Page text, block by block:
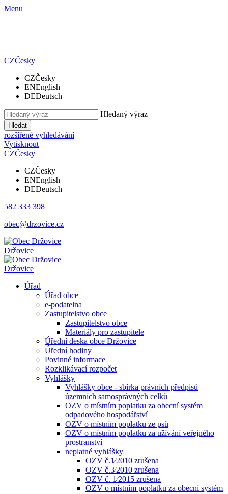
Menu
CZČesky
CZČesky
ENEnglish
DEDeutsch
Hledaný výraz
Hledat
rozšířené vyhledávání
Vytisknout
CZČesky
CZČesky
ENEnglish
DEDeutsch
582 333 398
obec@drzovice.cz
Držovice
Držovice
Úřad
Úřad obce
e-podatelna
Zastupitelstvo obce
Zastupitelstvo obce
Materiály pro zastupitele
Úřední deska obce Držovice
Úřední hodiny
Povinné informace
Rozklikávací rozpočet
Vyhlášky
Vyhlášky obce - sbírka právních předpisů
územních samosprávných celků
OZV o místním poplatku za obecní systém
odpadového hospodářství
OZV o místním poplatku ze psů
OZV o místním poplatku za užívání veřejného
prostranství
neplatné vyhlášky
OZV č.1⁄2010 zrušena
OZV č.3⁄2010 zrušena
OZV č. 1⁄2015 zrušena
OZV o místním poplatku za obecní systém